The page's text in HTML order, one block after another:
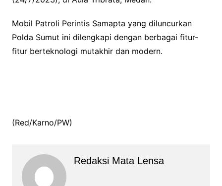
Mobil Patroli Perintis Samapta yang diluncurkan
Polda Sumut ini dilengkapi dengan berbagai fitur-
fitur berteknologi mutakhir dan modern.
(Red/Karno/PW)
Redaksi Mata Lensa